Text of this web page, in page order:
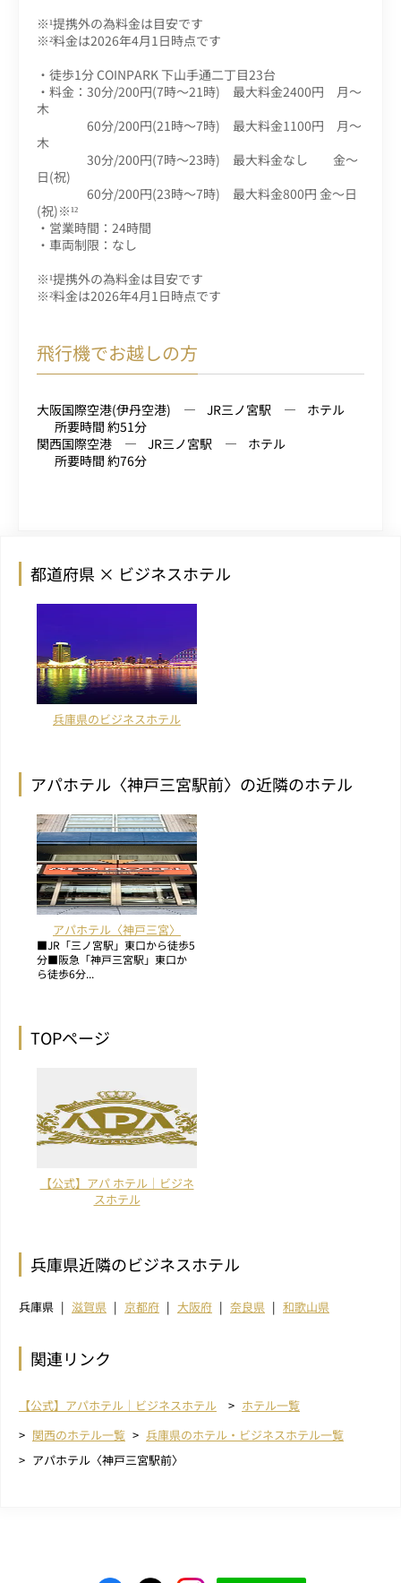
※¹提携外の為料金は目安です
※²料金は2026年4月1日時点です
・徒歩1分 COINPARK 下山手通二丁目23台
・料金：30分/200円(7時～21時) 最大料金2400円 月～
木
60分/200円(21時～7時) 最大料金1100円 月～
木
30分/200円(7時～23時) 最大料金なし 金～
日(祝)
60分/200円(23時～7時) 最大料金800円 金～日
(祝)※¹²
・営業時間：24時間
・車両制限：なし
※¹提携外の為料金は目安です
※²料金は2026年4月1日時点です
飛行機でお越しの方
大阪国際空港(伊丹空港) JR三ノ宮駅
ホテル
所要時間 約51分
関西国際空港
JR三ノ宮駅
ホテル
所要時間 約76分
都道府県 × ビジネスホテル
兵庫県のビジネスホテル
アパホテル〈神戸三宮駅前〉の近隣のホテル
アパホテル〈神戸三宮〉
■JR「三ノ宮駅」東口から徒歩5
分■阪急「神戸三宮駅」東口か
ら徒歩6分...
TOPページ
【公式】アパ ホテル｜ビジネ
スホテル
兵庫県近隣のビジネスホテル
兵庫県 滋賀県 京都府 大阪府 奈良県 和歌山県
関連リンク
【公式】アパホテル｜ビジネスホテル
ホテル一覧
関西のホテル一覧
兵庫県のホテル・ビジネスホテル一覧
アパホテル〈神戸三宮駅前〉